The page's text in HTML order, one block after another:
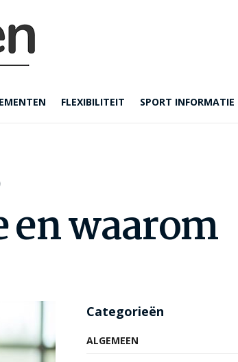
FLEXIBILITEIT SPORT INFORMATIE
en waarom
Categorieën
ALGEMEEN